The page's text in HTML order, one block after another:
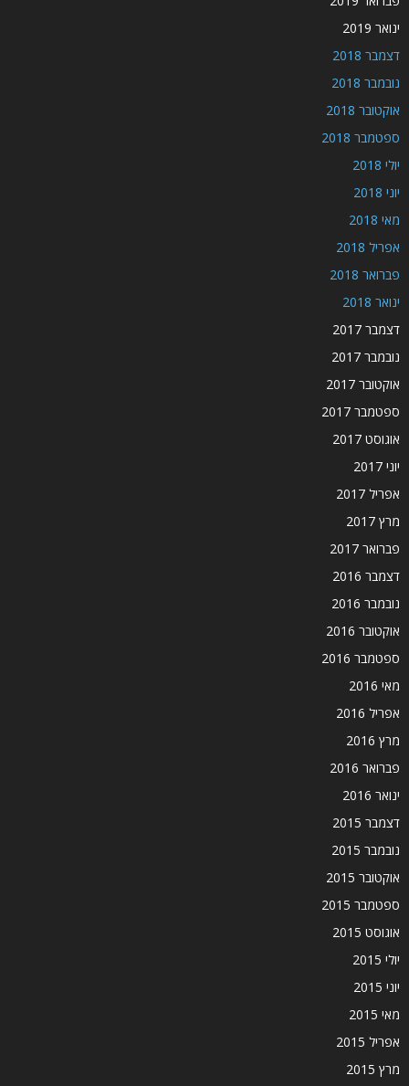
ינואר 2019
דצמבר 2018
נובמבר 2018
אוקטובר 2018
ספטמבר 2018
יולי 2018
יוני 2018
מאי 2018
אפריל 2018
פברואר 2018
ינואר 2018
דצמבר 2017
נובמבר 2017
אוקטובר 2017
ספטמבר 2017
אוגוסט 2017
יוני 2017
אפריל 2017
מרץ 2017
פברואר 2017
דצמבר 2016
נובמבר 2016
אוקטובר 2016
ספטמבר 2016
מאי 2016
אפריל 2016
מרץ 2016
פברואר 2016
ינואר 2016
דצמבר 2015
נובמבר 2015
אוקטובר 2015
ספטמבר 2015
אוגוסט 2015
יולי 2015
יוני 2015
מאי 2015
אפריל 2015
מרץ 2015